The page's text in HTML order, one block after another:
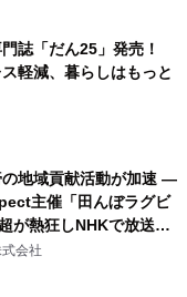
誌「だん25」発売！
軽減、暮らしはもっと
地域貢献活動が加速 ―
主催「田んぼラグビ
が熱狂しNHKで放送さ
会社